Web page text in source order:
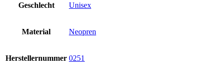
Geschlecht Unisex
Material Neopren
Herstellernummer 0251